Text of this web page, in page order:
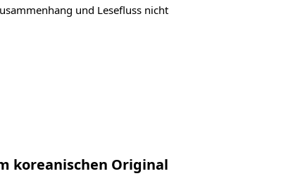
und Lesefluss nicht
koreanischen Original